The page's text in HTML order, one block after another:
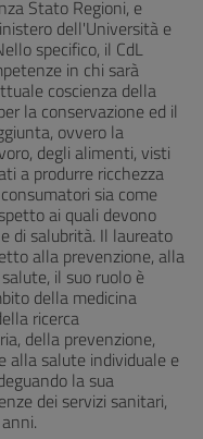
Stato Regioni, e
dell'Università e
specifico, il CdL
in chi sarà
coscienza della
la conservazione ed il
ovvero la
degli alimenti, visti
a produrre ricchezza
sia come
ai quali devono
di salubrità. Il laureato
alla prevenzione, alla
il suo ruolo è
della medicina
ricerca
della prevenzione,
alla salute individuale e
la sua
dei servizi sanitari,